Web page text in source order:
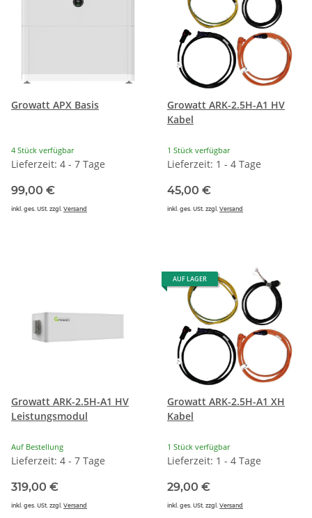
Growatt APX Basis
4 Stück verfügbar
Lieferzeit: 4 - 7 Tage
99,00 €
inkl. ges. USt. zzgl. Versand
Growatt ARK-2.5H-A1 HV
Kabel
1 Stück verfügbar
Lieferzeit: 1 - 4 Tage
45,00 €
inkl. ges. USt. zzgl. Versand
Growatt ARK-2.5H-A1 HV
Leistungsmodul
Auf Bestellung
Lieferzeit: 4 - 7 Tage
319,00 €
inkl. ges. USt. zzgl. Versand
AUF LAGER
Growatt ARK-2.5H-A1 XH
Kabel
1 Stück verfügbar
Lieferzeit: 1 - 4 Tage
29,00 €
inkl. ges. USt. zzgl. Versand